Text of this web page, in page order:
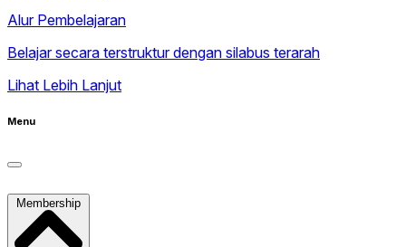
Alur Pembelajaran
Belajar secara terstruktur dengan silabus terarah
Lihat Lebih Lanjut
Menu
Membership